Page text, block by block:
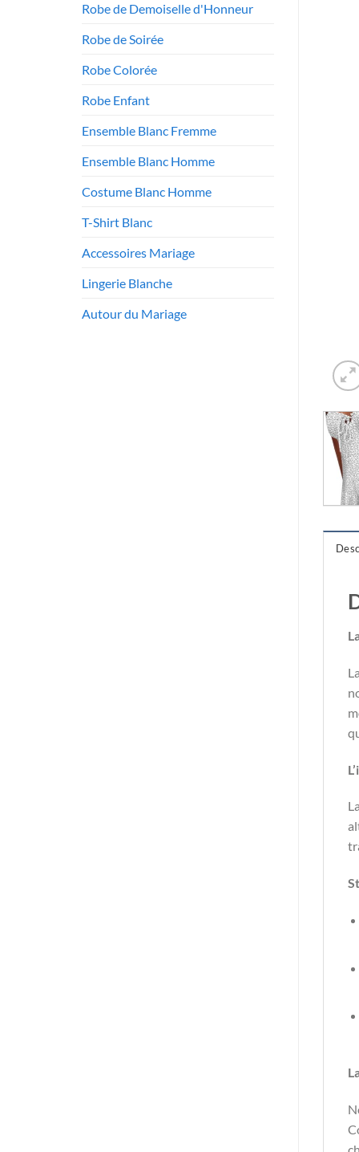
Robe de Demoiselle d'Honneur
Robe de Soirée
Robe Colorée
Robe Enfant
Ensemble Blanc Fremme
Ensemble Blanc Homme
Costume Blanc Homme
T-Shirt Blanc
Accessoires Mariage
Lingerie Blanche
Autour du Mariage